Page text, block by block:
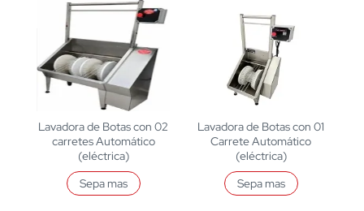
Lavadora de Botas con 02
carretes Automático
(eléctrica)
Sepa mas
Lavadora de Botas con 01
Carrete Automático
(eléctrica)
Sepa mas